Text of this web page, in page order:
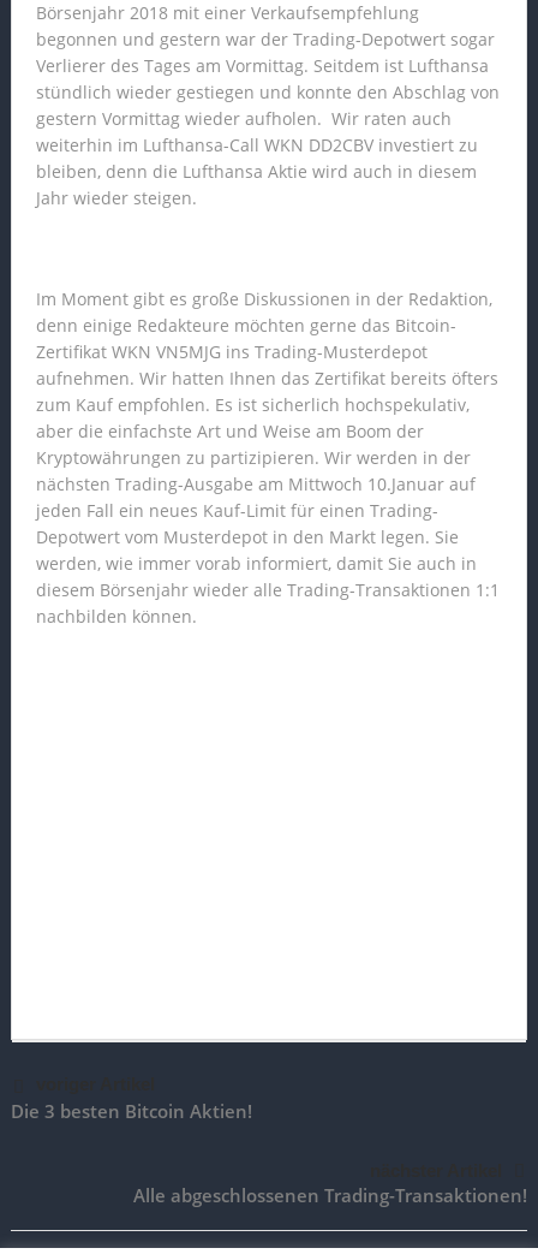
Börsenjahr 2018 mit einer Verkaufsempfehlung
begonnen und gestern war der Trading-Depotwert sogar
Verlierer des Tages am Vormittag. Seitdem ist Lufthansa
stündlich wieder gestiegen und konnte den Abschlag von
gestern Vormittag wieder aufholen. Wir raten auch
weiterhin im Lufthansa-Call WKN DD2CBV investiert zu
bleiben, denn die Lufthansa Aktie wird auch in diesem
Jahr wieder steigen.
Im Moment gibt es große Diskussionen in der Redaktion,
denn einige Redakteure möchten gerne das Bitcoin-
Zertifikat WKN VN5MJG ins Trading-Musterdepot
aufnehmen. Wir hatten Ihnen das Zertifikat bereits öfters
zum Kauf empfohlen. Es ist sicherlich hochspekulativ,
aber die einfachste Art und Weise am Boom der
Kryptowährungen zu partizipieren. Wir werden in der
nächsten Trading-Ausgabe am Mittwoch 10.Januar auf
jeden Fall ein neues Kauf-Limit für einen Trading-
Depotwert vom Musterdepot in den Markt legen. Sie
werden, wie immer vorab informiert, damit Sie auch in
diesem Börsenjahr wieder alle Trading-Transaktionen 1:1
nachbilden können.
Die 3 besten Bitcoin Aktien!
Alle abgeschlossenen Trading-Transaktionen!